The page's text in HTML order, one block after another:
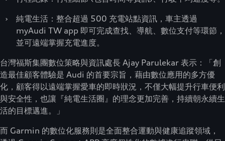
›
純電生活：整合超過 500 充電站點資訊，車主透過
myAudi TW app 即可完成查找、導航、數位支付等環節，
並可遠端掌握充電進度。
台灣福斯集團數位策略與資訊處長 Ajay Parulekar 表示：「創
造最佳顧客體驗是 Audi 的首要宗旨，藉由數位應用的多方優
化，顧客得以遠端掌握愛車的即時狀況，不僅大幅提升行車便利
與安全性，也讓『純電生活圈』的理念更加完善，持續朝永續生
活的目標邁進。」
而 Garmin 的數位化服務則是全面整合運動與健康追蹤領域，